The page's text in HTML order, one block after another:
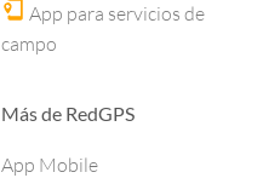
App para servicios de
campo
Más de RedGPS
App Mobile